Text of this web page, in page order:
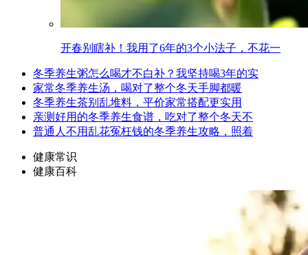
开春别瞎补！我用了6年的3个小法子，不花一
冬季养生粥怎么喝才不白补？我坚持喝3年的实
家常冬季养生汤，喝对了整个冬天手脚都暖
冬季养生茶别乱堆料，平价家常搭配更实用
亲测好用的冬季养生食谱，吃对了整个冬天不
普通人不用乱花冤枉钱的冬季养生攻略，照着
健康常识
健康百科